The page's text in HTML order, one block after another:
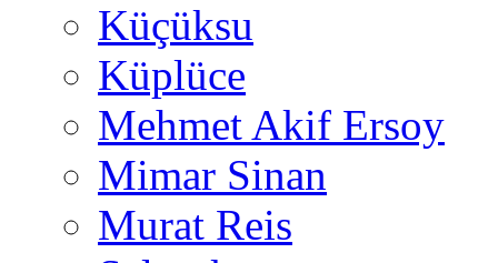
Küçüksu
Küplüce
Mehmet Akif Ersoy
Mimar Sinan
Murat Reis